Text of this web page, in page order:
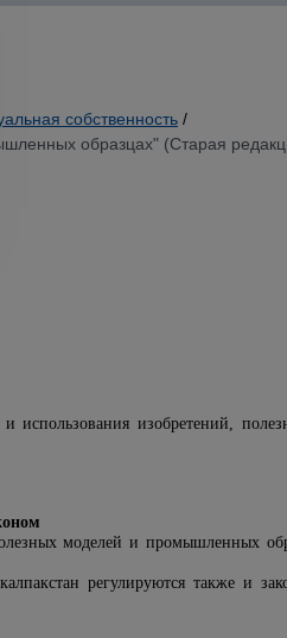
собственность /
образцах" (Старая
использования изобретений,
моделей и промышленных
регулируются также и